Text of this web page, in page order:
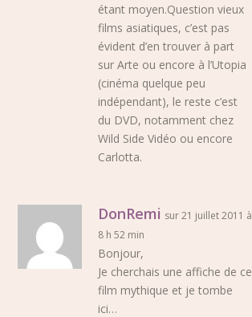
étant moyen.Question vieux
films asiatiques, c’est pas
évident d’en trouver à part
sur Arte ou encore à l’Utopia
(cinéma quelque peu
indépendant), le reste c’est
du DVD, notamment chez
Wild Side Vidéo ou encore
Carlotta.
DonRemi sur 21 juillet 2011 à
8 h 52 min
Bonjour,
Je cherchais une affiche de ce
film mythique et je tombe
ici…